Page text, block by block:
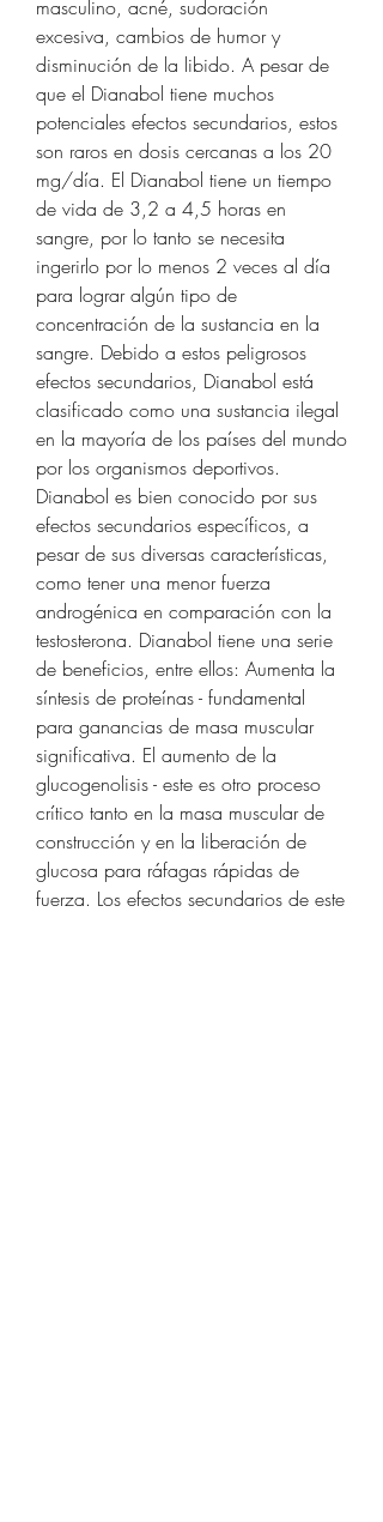
masculino, acné, sudoración
excesiva, cambios de humor y
disminución de la libido. A pesar de
que el Dianabol tiene muchos
potenciales efectos secundarios, estos
son raros en dosis cercanas a los 20
mg/día. El Dianabol tiene un tiempo
de vida de 3,2 a 4,5 horas en
sangre, por lo tanto se necesita
ingerirlo por lo menos 2 veces al día
para lograr algún tipo de
concentración de la sustancia en la
sangre. Debido a estos peligrosos
efectos secundarios, Dianabol está
clasificado como una sustancia ilegal
en la mayoría de los países del mundo
por los organismos deportivos.
Dianabol es bien conocido por sus
efectos secundarios específicos, a
pesar de sus diversas características,
como tener una menor fuerza
androgénica en comparación con la
testosterona. Dianabol tiene una serie
de beneficios, entre ellos: Aumenta la
síntesis de proteínas - fundamental
para ganancias de masa muscular
significativa. El aumento de la
glucogenolisis - este es otro proceso
crítico tanto en la masa muscular de
construcción y en la liberación de
glucosa para ráfagas rápidas de
fuerza. Los efectos secundarios de este